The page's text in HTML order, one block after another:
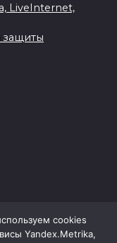
LiveInternet,
защиты
cookies
Yandex.Metrika,